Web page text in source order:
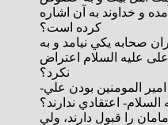
و خداوند به آن اشاره
کرده است؟
هزاران صحابه يكي نيامد و به
علیه السلام اعتراض
نكرد؟
به امير المومنين بودن علي-
السلام- اعتقادي ندارند؟
امامان را قبول دارند، ولي